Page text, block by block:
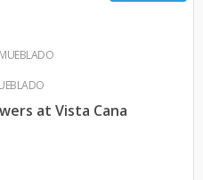
at Vista Cana